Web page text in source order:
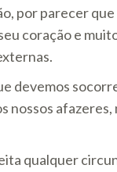
por parecer
coração e
devemos
afazeres,
qualquer